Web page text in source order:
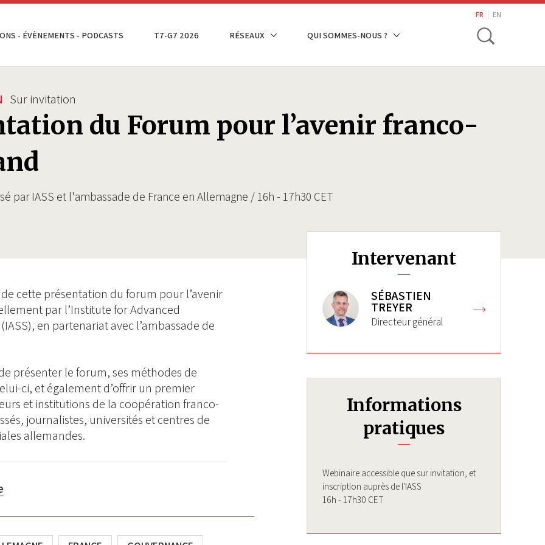
- ÉVÈNEMENTS - PODCASTS T7-G7 2026 RÉSEAUX QUI SOMMES-NOUS ?
FR EN
Toggle
Sur invitation
du Forum pour l’avenir franco-
par IASS et l'ambassade de France en Allemagne / 16h - 17h30 CET
cette présentation du forum pour l’avenir
par l’Institute for Advanced
en partenariat avec l’ambassade de
présenter le forum, ses méthodes de
ci, et également d’offrir un premier
et institutions de la coopération franco-
journalistes, universités et centres de
allemandes.
Intervenant
SÉBASTIEN
TREYER
Directeur général
Informations
pratiques
Webinaire accessible que sur invitation, et
inscription auprès de l'IASS
16h - 17h30 CET